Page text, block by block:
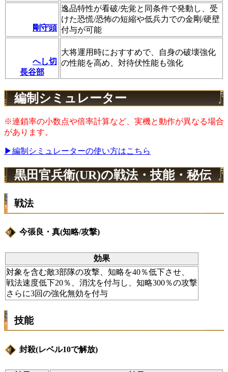
剛守頭
逸品特性が看破/先覚と同条件で発動し、受
けた恐慌/恐怖の短縮や低兵力での金剛/硬壁
付与が可能
へし切
長谷部
大将運用時におすすめで、自身の破壊強化
の性能を高め、対待伏性能も強化
編制シミュレーター
※連鎖率の小数点や倍率計算など、実機と動作が異なる場合
があります。
▶編制シミュレーターの使い方はこちら
黒田官兵衛(UR)の戦法・技能・秘伝
戦法
今張良・真(知略/攻撃)
効果
対象を含む敵3部隊の攻撃、知略を40％低下させ、
戦法速度低下20％、消沈を付与し、知略300％の攻撃
さらに3回の強化無効を付与
技能
封殺(レベル10で解放)